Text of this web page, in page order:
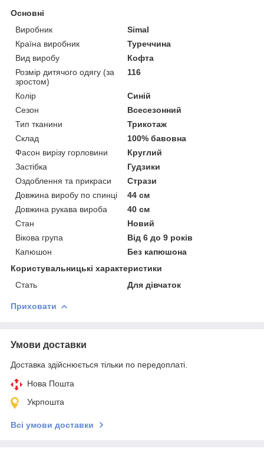
Основні
Виробник
Simal
Країна виробник
Туреччина
Вид виробу
Кофта
Розмір дитячого одягу (за
зростом)
116
Колір
Синій
Сезон
Всесезонний
Тип тканини
Трикотаж
Склад
100% бавовна
Фасон вирізу горловини
Круглий
Застібка
Гудзики
Оздоблення та прикраси
Стрази
Довжина виробу по спинці
44 см
Довжина рукава вироба
40 см
Стан
Новий
Вікова група
Від 6 до 9 років
Капюшон
Без капюшона
Користувальницькі характеристики
Стать
Для дівчаток
Приховати
Умови доставки
Доставка здійснюється тільки по передоплаті.
Нова Пошта
Укрпошта
Всі умови доставки